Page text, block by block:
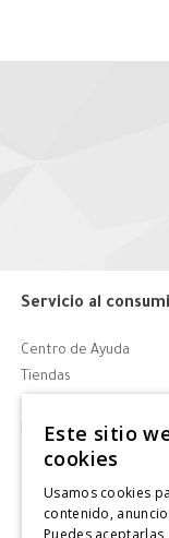
Servicio al
Centro de Ayuda
Tiendas
Retiro en tienda
Giftcard
CyberDay
CyberMonday
Este sitio
cookies
Usamos cookies
contenido,
Puedes